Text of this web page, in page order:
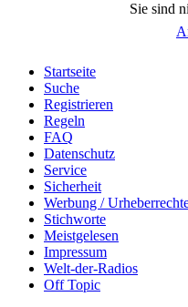
Sie sind
Startseite
Suche
Registrieren
Regeln
FAQ
Datenschutz
Service
Sicherheit
Werbung /
Stichworte
Meistgelesen
Impressum
Welt-der-Radios
Off Topic